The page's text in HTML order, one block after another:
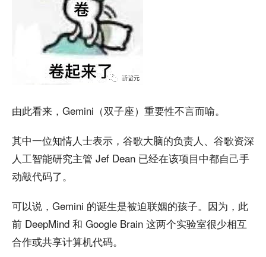
由此看来，Gemini（双子座）重要性不言而喻。
其中一位知情人士表示，谷歌大脑的负责人、谷歌资深
人工智能研究主管 Jef Dean 已经在该项目中都自己手
动敲代码了。
可以说，Gemini 的诞生是被迫联姻的孩子。因为，此
前 DeepMind 和 Google Brain 这两个实验室很少相互
合作或共享计算机代码。